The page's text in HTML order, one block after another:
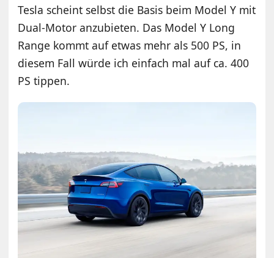
Tesla scheint selbst die Basis beim Model Y mit
Dual-Motor anzubieten. Das Model Y Long
Range kommt auf etwas mehr als 500 PS, in
diesem Fall würde ich einfach mal auf ca. 400
PS tippen.